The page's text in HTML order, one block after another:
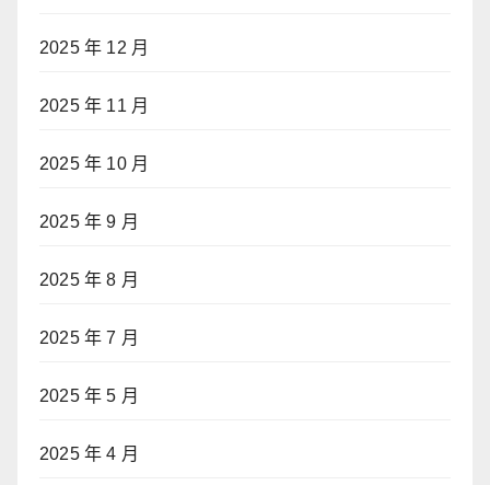
2025 年 12 月
2025 年 11 月
2025 年 10 月
2025 年 9 月
2025 年 8 月
2025 年 7 月
2025 年 5 月
2025 年 4 月